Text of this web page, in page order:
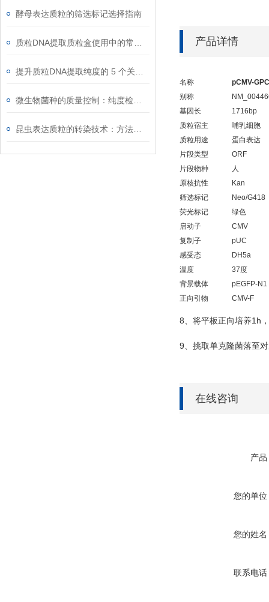
酵母表达质粒的筛选标记选择指南
产品详情
名称
pCMV-
别称
基因长
1716bp
质粒宿主
哺乳细胞
质粒用途
蛋白表达
片段类型
ORF
片段物种
人
原核抗性
Kan
筛选标记
Neo/G418
荧光标记
绿色
启动子
CMV
复制子
pUC
感受态
DH5a
温度
37度
背景载体
pEGFP-N1
正向引物
CMV-F
8、将平板正向培养1h
9、挑取单克隆菌落至
在线咨询
产品
您的单位
您的姓名
联系电话